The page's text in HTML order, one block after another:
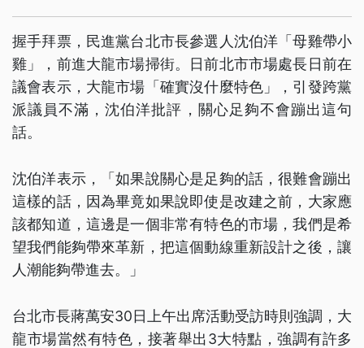
握手拜票，民進黨台北市長參選人沈伯洋「母雞帶小
雞」，前進大龍市場掃街。日前北市市場處長日前在
議會表示，大龍市場「確實沒什麼特色」，引發跨黨
派議員不滿，沈伯洋批評，關心足夠不會蹦出這句
話。
沈伯洋表示，「如果說關心是足夠的話，很難會蹦出
這樣的話，因為畢竟如果說即使是改建之前，大家應
該都知道，這邊是一個非常有特色的市場，我們是希
望我們能夠帶來革新，把這個動線重新設計之後，讓
人潮能夠帶進去。」
台北市長蔣萬安30日上午出席活動受訪時則強調，大
龍市場當然有特色，接著舉出3大特點，強調有許多